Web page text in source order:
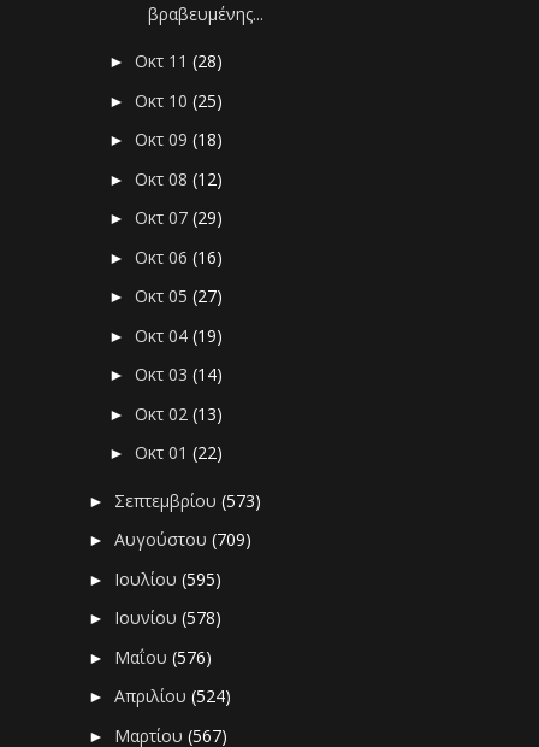
βραβευμένης...
►Οκτ 11(28)
►Οκτ 10(25)
►Οκτ 09(18)
►Οκτ 08(12)
►Οκτ 07(29)
►Οκτ 06(16)
►Οκτ 05(27)
►Οκτ 04(19)
►Οκτ 03(14)
►Οκτ 02(13)
►Οκτ 01(22)
► Σεπτεμβρίου(573)
►Αυγούστου(709)
► Ιουλίου(595)
► Ιουνίου(578)
► Μαΐου(576)
►Απριλίου(524)
► Μαρτίου(567)